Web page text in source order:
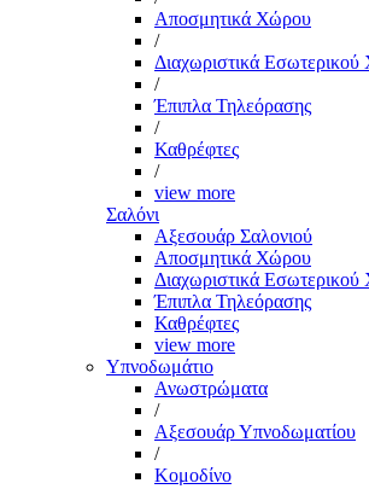
Αποσμητικά Χώρου
/
Διαχωριστικά
/
Έπιπλα Τηλεόρασης
/
Καθρέφτες
/
view more
Σαλόνι
Αξεσουάρ Σαλονιού
Αποσμητικά Χώρου
Διαχωριστικά
Έπιπλα Τηλεόρασης
Καθρέφτες
view more
Υπνοδωμάτιο
Ανωστρώματα
/
Αξεσουάρ Υπνοδωματίου
/
Κομοδίνο